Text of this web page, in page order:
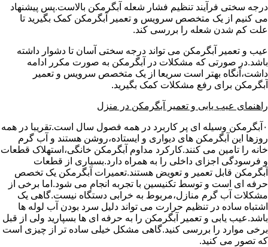
درجه سختی فرآیند تنظیم فشار شعله آبگرمکن بالاست.پس پیشنهاد
می کنیم از یک متخصص سرویس و تعمیر آبگرمکن کمک بگیرید تا
علت کم شدن شعله را بررسی کند.
عیب و تعمیر آبگرمکن می تواند درجه سختی آسان تا دشوار داشته
باشد.در صورتی که مشکلات در آبگرمکن به صورت مکرر ادامه
داشت،آنگاه بهتر است سریعا از یک متخصص سرویس و تعمیر
آبگرمکن برای رفع مشکلات کمک بگیرید.
راهنمای عیب یابی و تعمیر آبگرمکن در منزل
۰آبگرمکن وسیله ای پر کاربرد در همه فصول سال است.تقریبا در همه
روزها این آبگرمکن های دیواری و ایستاده،روشن هستند و آب گرم
خانه را تامین می کنند.کارکرد مداوم آبگرمکن خانگی،استهلاک قطعات
و فرسودگی اجزای داخلی را به همراه دارد.بسیاری از قطعات
آبگرمکن قابل تعمیر و تعویض هستند.تعمیرات آبگرمکن یک تخصص
حرفه ای است و توسط تکنیسین با تجربه انجام می شود.اما برخی از
مشکلات آب گرم منازل،مربوط به خرابی دستگاه نیست.گاهی یک
اشتباه ساده در تنظیم حرارت می تواند دلیل سرد بودن آب لوله ها
باشد.عیب یابی و تعمیر آبگرمکن را به حرفه ای ها بسپارید ولی از قبل
برخی موارد را بررسی کنید.گاهی مشکل خیلی ساده تر از چیزی است
که تصور می کنید.